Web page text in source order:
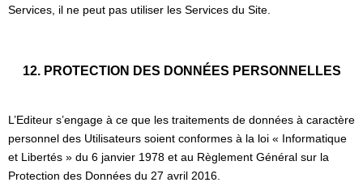
Services, il ne peut pas utiliser les Services du Site.
12. PROTECTION DES DONNÉES PERSONNELLES
L’Editeur s’engage à ce que les traitements de données à caractère
personnel des Utilisateurs soient conformes à la loi « Informatique
et Libertés » du 6 janvier 1978 et au Règlement Général sur la
Protection des Données du 27 avril 2016.